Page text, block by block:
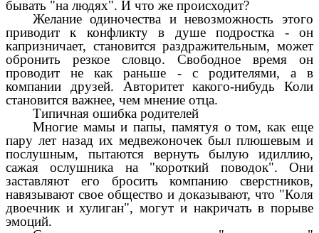
бывать "на людях". И что же происходит?
Желание одиночества и невозможность этого
приводит к конфликту в душе подростка - он
капризничает, становится раздражительным, может
обронить резкое словцо. Свободное время он
проводит не как раньше - с родителями, а в
компании друзей. Авторитет какого-нибудь Коли
становится важнее, чем мнение отца.
Типичная ошибка родителей
Многие мамы и папы, памятуя о том, как еще
пару лет назад их медвежоночек был плюшевым и
послушным, пытаются вернуть былую идиллию,
сажая ослушника на "короткий поводок". Они
заставляют его бросить компанию сверстников,
навязывают свое общество и доказывают, что "Коля
двоечник и хулиган", могут и накричать в порыве
эмоций.